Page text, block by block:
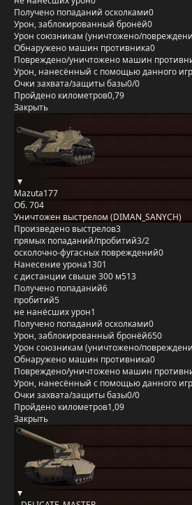
Получено попаданий осколками0
Урон, заблокированный бронёй0
Урон союзникам (уничтожено/
Обнаружено машин противника0
Повреждено/уничтожено машин
Урон, нанесённый с помощью данного
Очки захвата/защиты базы0/0
Пройдено километров0,79
Закрыть
Mazuta177
Об. 704
Уничтожен выстрелом (DIMAN_SANYCH)
Произведено выстрелов3
прямых попаданий/пробитий3/2
осколочно-фугасных повреждений0
Нанесение урона1301
с дистанции свыше 300 м513
Получено попаданий6
пробитий5
не нанёсших урон1
Получено попаданий осколками0
Урон, заблокированный бронёй650
Урон союзникам (уничтожено/
Обнаружено машин противника0
Повреждено/уничтожено машин
Урон, нанесённый с помощью данного
Очки захвата/защиты базы0/0
Пройдено километров1,09
Закрыть